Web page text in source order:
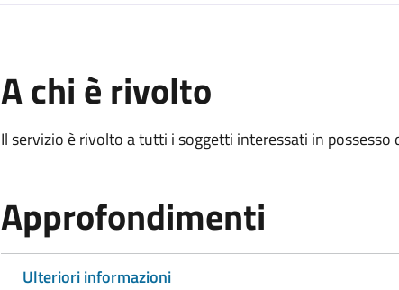
A chi è rivolto
Il servizio è rivolto a tutti i soggetti interessati in possesso
Approfondimenti
Ulteriori informazioni